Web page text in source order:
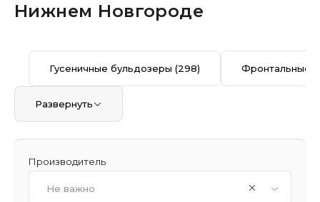
Нижнем Новгороде
Гусеничные бульдозеры(298) Фронтальные
Развернуть
Производитель
Не важно